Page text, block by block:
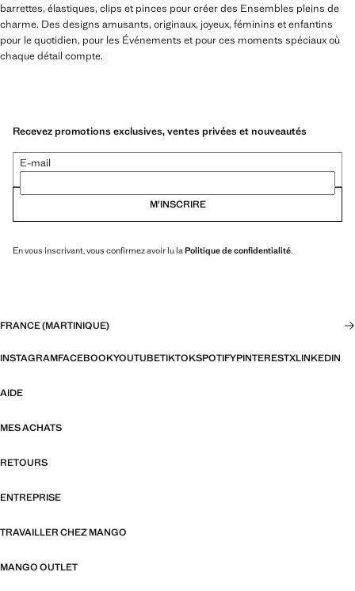
barrettes, élastiques, clips et pinces pour créer des Ensembles pleins de
charme. Des designs amusants, originaux, joyeux, féminins et enfantins
pour le quotidien, pour les Événements et pour ces moments spéciaux où
chaque détail compte.
Recevez promotions exclusives, ventes privées et nouveautés
E-mail
M’INSCRIRE
En vous inscrivant, vous confirmez avoir lu la Politique de confidentialité.
FRANCE (MARTINIQUE)
INSTAGRAMFACEBOOKYOUTUBETIKTOKSPOTIFYPINTERESTXLINKEDIN
AIDE
MES ACHATS
RETOURS
ENTREPRISE
TRAVAILLER CHEZ MANGO
MANGO OUTLET